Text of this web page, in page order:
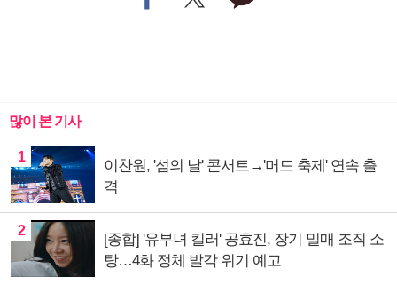
많이 본 기사
1
이찬원, '섬의 날' 콘서트→'머드 축제' 연속 출
격
2
[종합] '유부녀 킬러' 공효진, 장기 밀매 조직 소
탕…4화 정체 발각 위기 예고